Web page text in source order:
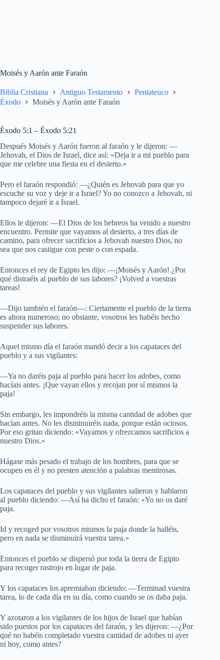
Moisés y Aarón ante Faraón
Biblia Cristiana Antiguo Testamento
Pentateuco
Éxodo
Moisés y Aarón ante Faraón
Éxodo 5:1 – Éxodo 5:21
Después Moisés y Aarón fueron al faraón y le dijeron: —
Jehovah, el Dios de Israel, dice así: «Deja ir a mi pueblo para
que me celebre una fiesta en el desierto.»
Pero el faraón respondió: —¿Quién es Jehovah para que yo
escuche su voz y deje ir a Israel? Yo no conozco a Jehovah, ni
tampoco dejaré ir a Israel.
Ellos le dijeron: —El Dios de los hebreos ha venido a nuestro
encuentro. Permite que vayamos al desierto, a tres días de
camino, para ofrecer sacrificios a Jehovah nuestro Dios, no
sea que nos castigue con peste o con espada.
Entonces el rey de Egipto les dijo: —¡Moisés y Aarón! ¿Por
qué distraéis al pueblo de sus labores? ¡Volved a vuestras
tareas!
—Dijo también el faraón—: Ciertamente el pueblo de la tierra
es ahora numeroso; no obstante, vosotros les habéis hecho
suspender sus labores.
Aquel mismo día el faraón mandó decir a los capataces del
pueblo y a sus vigilantes:
—Ya no daréis paja al pueblo para hacer los adobes, como
hacíais antes. ¡Que vayan ellos y recojan por sí mismos la
paja!
Sin embargo, les impondréis la misma cantidad de adobes que
hacían antes. No les disminuiréis nada, porque están ociosos.
Por eso gritan diciendo: «Vayamos y ofrezcamos sacrificios a
nuestro Dios.»
Hágase más pesado el trabajo de los hombres, para que se
ocupen en él y no presten atención a palabras mentirosas.
Los capataces del pueblo y sus vigilantes salieron y hablaron
al pueblo diciendo: —Así ha dicho el faraón: «Yo no os daré
paja.
Id y recoged por vosotros mismos la paja donde la halléis,
pero en nada se disminuirá vuestra tarea.»
Entonces el pueblo se dispersó por toda la tierra de Egipto
para recoger rastrojo en lugar de paja.
Y los capataces los apremiaban diciendo: —Terminad vuestra
tarea, lo de cada día en su día, como cuando se os daba paja.
Y azotaron a los vigilantes de los hijos de Israel que habían
sido puestos por los capataces del faraón, y les dijeron: —¿Por
qué no habéis completado vuestra cantidad de adobes ni ayer
ni hoy, como antes?